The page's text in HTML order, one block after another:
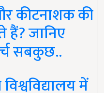
कीटनाशक की
हैं? जानिए
सबकुछ..
में